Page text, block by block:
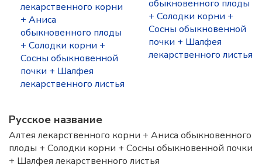
лекарственного корни
+ Аниса
обыкновенного плоды
+ Солодки корни +
Сосны обыкновенной
почки + Шалфея
лекарственного листья
обыкновенного плоды
+ Солодки корни +
Сосны обыкновенной
почки + Шалфея
лекарственного листья
Русское название
Алтея лекарственного корни + Аниса обыкновенного
плоды + Солодки корни + Сосны обыкновенной почки
+ Шалфея лекарственного листья